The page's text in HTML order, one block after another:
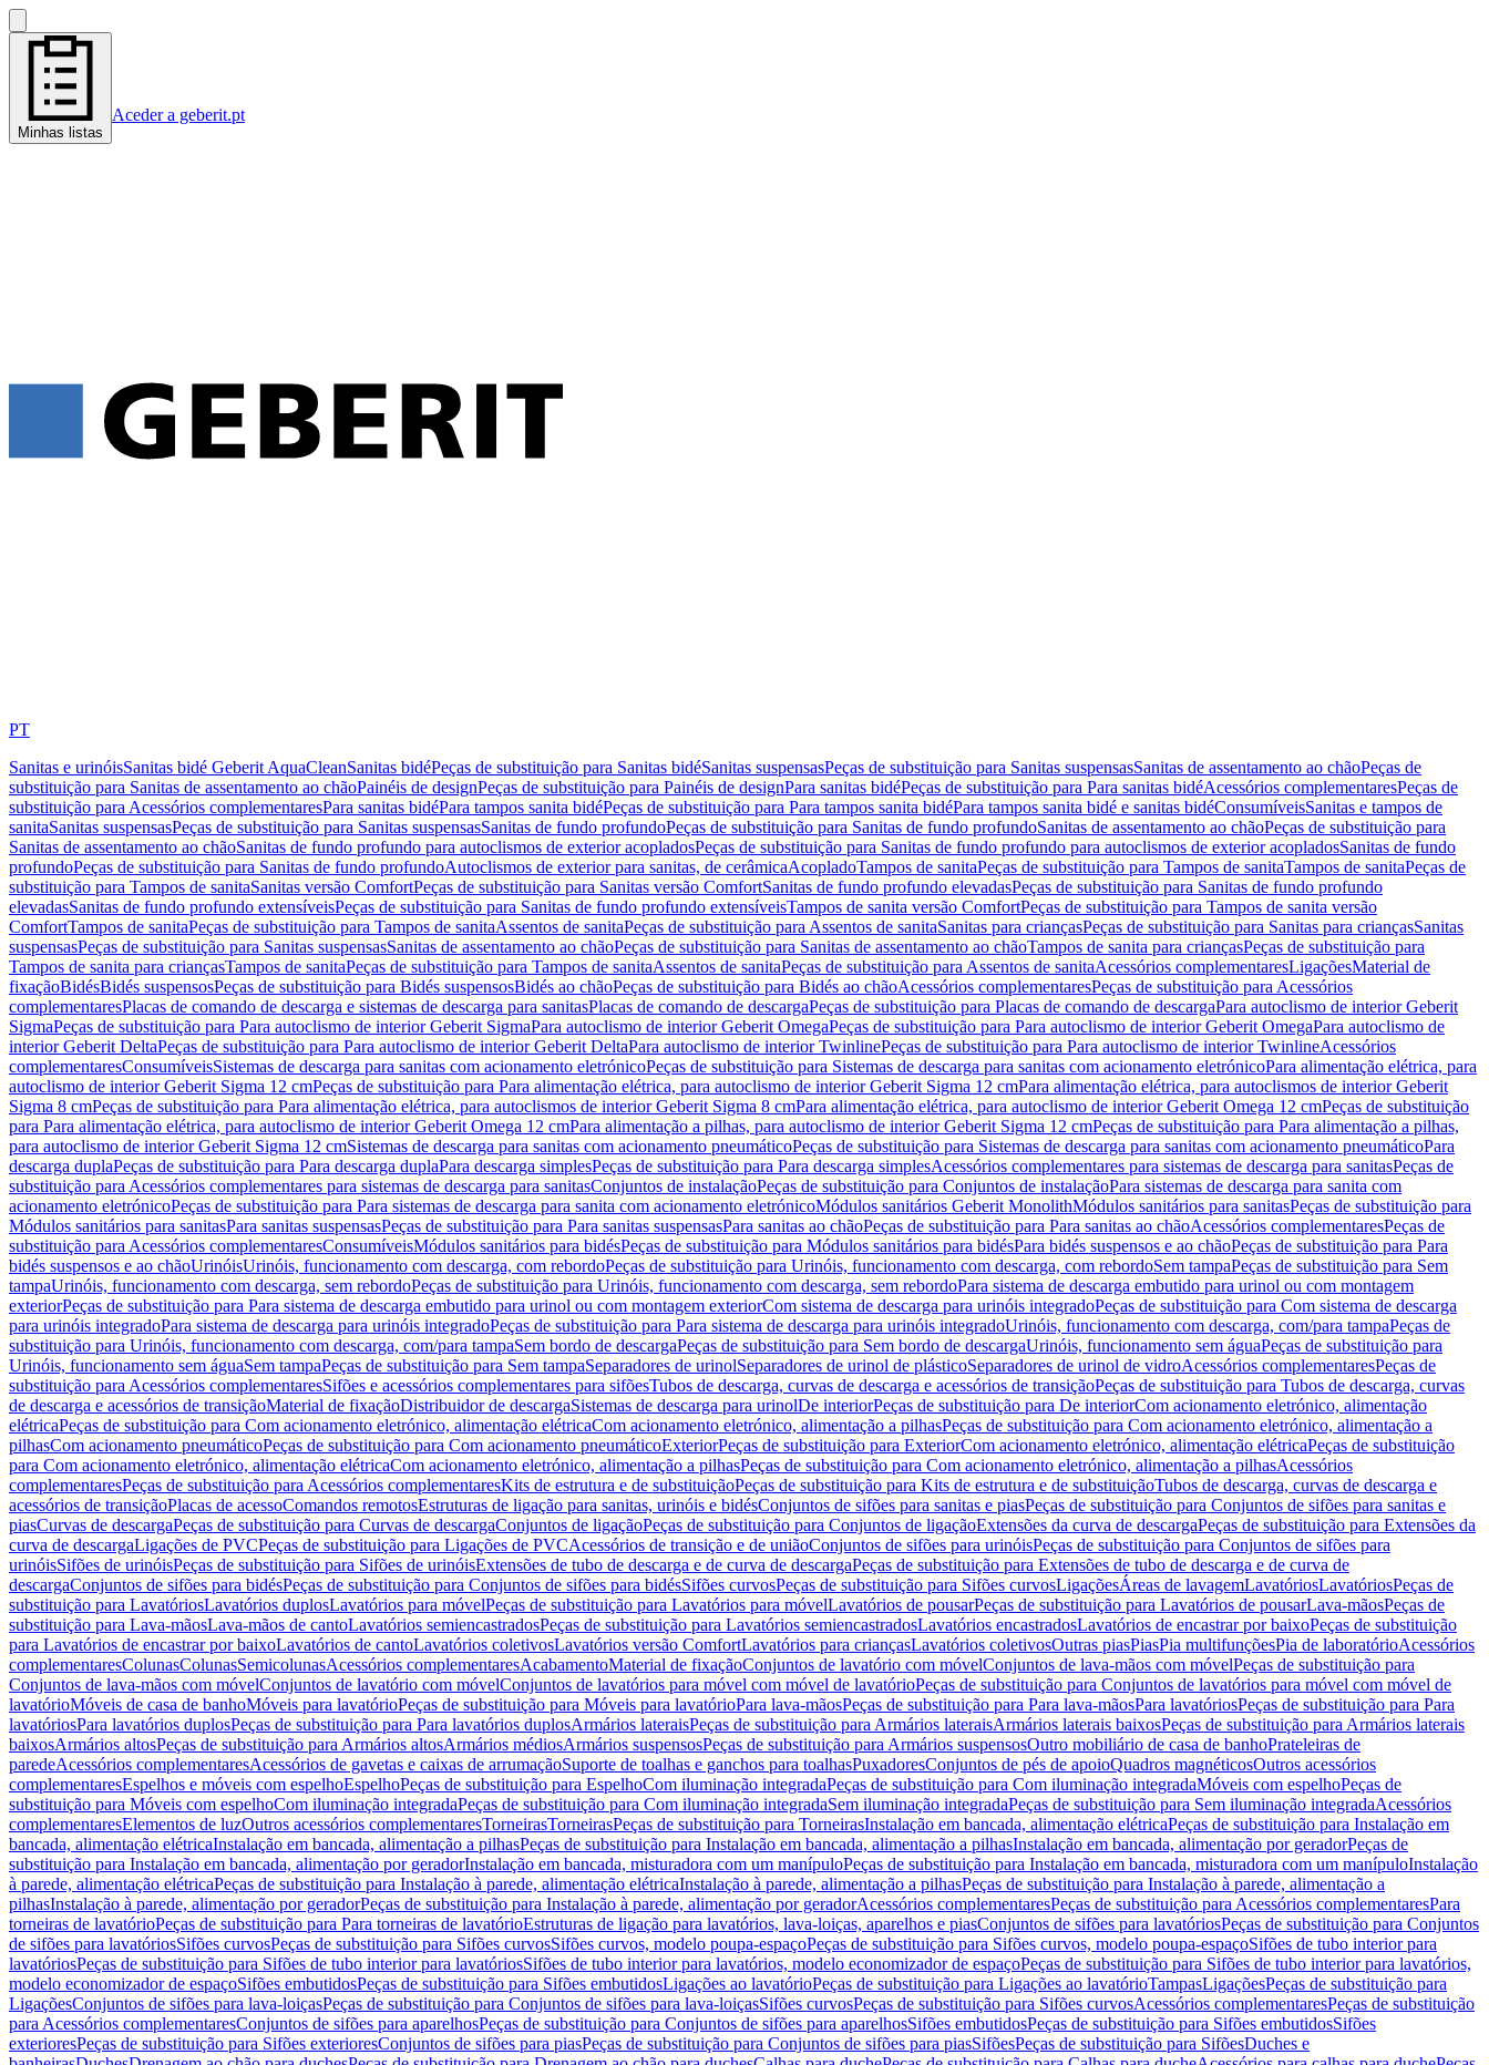
Minhas listas
Aceder a geberit.pt
PT
Sanitas e urinóisSanitas bidé Geberit AquaCleanSanitas bidéPeças de substituição para Sanitas bidéSanitas suspensasPeças de substituição para Sanitas suspensasSanitas de assentamento ao chãoPeças de
substituição para Sanitas de assentamento ao chãoPainéis de designPeças de substituição para Painéis de designPara sanitas bidéPeças de substituição para Para sanitas bidéAcessórios complementaresPeças de
substituição para Acessórios complementaresPara sanitas bidéPara tampos sanita bidéPeças de substituição para Para tampos sanita bidéPara tampos sanita bidé e sanitas bidéConsumíveisSanitas e tampos de
sanitaSanitas suspensasPeças de substituição para Sanitas suspensasSanitas de fundo profundoPeças de substituição para Sanitas de fundo profundoSanitas de assentamento ao chãoPeças de substituição para
Sanitas de assentamento ao chãoSanitas de fundo profundo para autoclismos de exterior acopladosPeças de substituição para Sanitas de fundo profundo para autoclismos de exterior acopladosSanitas de fundo
profundoPeças de substituição para Sanitas de fundo profundoAutoclismos de exterior para sanitas, de cerâmicaAcopladoTampos de sanitaPeças de substituição para Tampos de sanitaTampos de sanitaPeças de
substituição para Tampos de sanitaSanitas versão ComfortPeças de substituição para Sanitas versão ComfortSanitas de fundo profundo elevadasPeças de substituição para Sanitas de fundo profundo
elevadasSanitas de fundo profundo extensíveisPeças de substituição para Sanitas de fundo profundo extensíveisTampos de sanita versão ComfortPeças de substituição para Tampos de sanita versão
ComfortTampos de sanitaPeças de substituição para Tampos de sanitaAssentos de sanitaPeças de substituição para Assentos de sanitaSanitas para criançasPeças de substituição para Sanitas para criançasSanitas
suspensasPeças de substituição para Sanitas suspensasSanitas de assentamento ao chãoPeças de substituição para Sanitas de assentamento ao chãoTampos de sanita para criançasPeças de substituição para
Tampos de sanita para criançasTampos de sanitaPeças de substituição para Tampos de sanitaAssentos de sanitaPeças de substituição para Assentos de sanitaAcessórios complementaresLigaçõesMaterial de
fixaçãoBidésBidés suspensosPeças de substituição para Bidés suspensosBidés ao chãoPeças de substituição para Bidés ao chãoAcessórios complementaresPeças de substituição para Acessórios
complementaresPlacas de comando de descarga e sistemas de descarga para sanitasPlacas de comando de descargaPeças de substituição para Placas de comando de descargaPara autoclismo de interior Geberit
SigmaPeças de substituição para Para autoclismo de interior Geberit SigmaPara autoclismo de interior Geberit OmegaPeças de substituição para Para autoclismo de interior Geberit OmegaPara autoclismo de
interior Geberit DeltaPeças de substituição para Para autoclismo de interior Geberit DeltaPara autoclismo de interior TwinlinePeças de substituição para Para autoclismo de interior TwinlineAcessórios
complementaresConsumíveisSistemas de descarga para sanitas com acionamento eletrónicoPeças de substituição para Sistemas de descarga para sanitas com acionamento eletrónicoPara alimentação elétrica, para
autoclismo de interior Geberit Sigma 12 cmPeças de substituição para Para alimentação elétrica, para autoclismo de interior Geberit Sigma 12 cmPara alimentação elétrica, para autoclismos de interior Geberit
Sigma 8 cmPeças de substituição para Para alimentação elétrica, para autoclismos de interior Geberit Sigma 8 cmPara alimentação elétrica, para autoclismo de interior Geberit Omega 12 cmPeças de substituição
para Para alimentação elétrica, para autoclismo de interior Geberit Omega 12 cmPara alimentação a pilhas, para autoclismo de interior Geberit Sigma 12 cmPeças de substituição para Para alimentação a pilhas,
para autoclismo de interior Geberit Sigma 12 cmSistemas de descarga para sanitas com acionamento pneumáticoPeças de substituição para Sistemas de descarga para sanitas com acionamento pneumáticoPara
descarga duplaPeças de substituição para Para descarga duplaPara descarga simplesPeças de substituição para Para descarga simplesAcessórios complementares para sistemas de descarga para sanitasPeças de
substituição para Acessórios complementares para sistemas de descarga para sanitasConjuntos de instalaçãoPeças de substituição para Conjuntos de instalaçãoPara sistemas de descarga para sanita com
acionamento eletrónicoPeças de substituição para Para sistemas de descarga para sanita com acionamento eletrónicoMódulos sanitários Geberit MonolithMódulos sanitários para sanitasPeças de substituição para
Módulos sanitários para sanitasPara sanitas suspensasPeças de substituição para Para sanitas suspensasPara sanitas ao chãoPeças de substituição para Para sanitas ao chãoAcessórios complementaresPeças de
substituição para Acessórios complementaresConsumíveisMódulos sanitários para bidésPeças de substituição para Módulos sanitários para bidésPara bidés suspensos e ao chãoPeças de substituição para Para
bidés suspensos e ao chãoUrinóisUrinóis, funcionamento com descarga, com rebordoPeças de substituição para Urinóis, funcionamento com descarga, com rebordoSem tampaPeças de substituição para Sem
tampaUrinóis, funcionamento com descarga, sem rebordoPeças de substituição para Urinóis, funcionamento com descarga, sem rebordoPara sistema de descarga embutido para urinol ou com montagem
exteriorPeças de substituição para Para sistema de descarga embutido para urinol ou com montagem exteriorCom sistema de descarga para urinóis integradoPeças de substituição para Com sistema de descarga
para urinóis integradoPara sistema de descarga para urinóis integradoPeças de substituição para Para sistema de descarga para urinóis integradoUrinóis, funcionamento com descarga, com/para tampaPeças de
substituição para Urinóis, funcionamento com descarga, com/para tampaSem bordo de descargaPeças de substituição para Sem bordo de descargaUrinóis, funcionamento sem águaPeças de substituição para
Urinóis, funcionamento sem águaSem tampaPeças de substituição para Sem tampaSeparadores de urinolSeparadores de urinol de plásticoSeparadores de urinol de vidroAcessórios complementaresPeças de
substituição para Acessórios complementaresSifões e acessórios complementares para sifõesTubos de descarga, curvas de descarga e acessórios de transiçãoPeças de substituição para Tubos de descarga, curvas
de descarga e acessórios de transiçãoMaterial de fixaçãoDistribuidor de descargaSistemas de descarga para urinolDe interiorPeças de substituição para De interiorCom acionamento eletrónico, alimentação
elétricaPeças de substituição para Com acionamento eletrónico, alimentação elétricaCom acionamento eletrónico, alimentação a pilhasPeças de substituição para Com acionamento eletrónico, alimentação a
pilhasCom acionamento pneumáticoPeças de substituição para Com acionamento pneumáticoExteriorPeças de substituição para ExteriorCom acionamento eletrónico, alimentação elétricaPeças de substituição
para Com acionamento eletrónico, alimentação elétricaCom acionamento eletrónico, alimentação a pilhasPeças de substituição para Com acionamento eletrónico, alimentação a pilhasAcessórios
complementaresPeças de substituição para Acessórios complementaresKits de estrutura e de substituiçãoPeças de substituição para Kits de estrutura e de substituiçãoTubos de descarga, curvas de descarga e
acessórios de transiçãoPlacas de acessoComandos remotosEstruturas de ligação para sanitas, urinóis e bidésConjuntos de sifões para sanitas e piasPeças de substituição para Conjuntos de sifões para sanitas e
piasCurvas de descargaPeças de substituição para Curvas de descargaConjuntos de ligaçãoPeças de substituição para Conjuntos de ligaçãoExtensões da curva de descargaPeças de substituição para Extensões da
curva de descargaLigações de PVCPeças de substituição para Ligações de PVCAcessórios de transição e de uniãoConjuntos de sifões para urinóisPeças de substituição para Conjuntos de sifões para
urinóisSifões de urinóisPeças de substituição para Sifões de urinóisExtensões de tubo de descarga e de curva de descargaPeças de substituição para Extensões de tubo de descarga e de curva de
descargaConjuntos de sifões para bidésPeças de substituição para Conjuntos de sifões para bidésSifões curvosPeças de substituição para Sifões curvosLigaçõesÁreas de lavagemLavatóriosLavatóriosPeças de
substituição para LavatóriosLavatórios duplosLavatórios para móvelPeças de substituição para Lavatórios para móvelLavatórios de pousarPeças de substituição para Lavatórios de pousarLava-mãosPeças de
substituição para Lava-mãosLava-mãos de cantoLavatórios semiencastradosPeças de substituição para Lavatórios semiencastradosLavatórios encastradosLavatórios de encastrar por baixoPeças de substituição
para Lavatórios de encastrar por baixoLavatórios de cantoLavatórios coletivosLavatórios versão ComfortLavatórios para criançasLavatórios coletivosOutras piasPiasPia multifunçõesPia de laboratórioAcessórios
complementaresColunasColunasSemicolunasAcessórios complementaresAcabamentoMaterial de fixaçãoConjuntos de lavatório com móvelConjuntos de lava-mãos com móvelPeças de substituição para
Conjuntos de lava-mãos com móvelConjuntos de lavatório com móvelConjuntos de lavatórios para móvel com móvel de lavatórioPeças de substituição para Conjuntos de lavatórios para móvel com móvel de
lavatórioMóveis de casa de banhoMóveis para lavatórioPeças de substituição para Móveis para lavatórioPara lava-mãosPeças de substituição para Para lava-mãosPara lavatóriosPeças de substituição para Para
lavatóriosPara lavatórios duplosPeças de substituição para Para lavatórios duplosArmários lateraisPeças de substituição para Armários lateraisArmários laterais baixosPeças de substituição para Armários laterais
baixosArmários altosPeças de substituição para Armários altosArmários médiosArmários suspensosPeças de substituição para Armários suspensosOutro mobiliário de casa de banhoPrateleiras de
paredeAcessórios complementaresAcessórios de gavetas e caixas de arrumaçãoSuporte de toalhas e ganchos para toalhasPuxadoresConjuntos de pés de apoioQuadros magnéticosOutros acessórios
complementaresEspelhos e móveis com espelhoEspelhoPeças de substituição para EspelhoCom iluminação integradaPeças de substituição para Com iluminação integradaMóveis com espelhoPeças de
substituição para Móveis com espelhoCom iluminação integradaPeças de substituição para Com iluminação integradaSem iluminação integradaPeças de substituição para Sem iluminação integradaAcessórios
complementaresElementos de luzOutros acessórios complementaresTorneirasTorneirasPeças de substituição para TorneirasInstalação em bancada, alimentação elétricaPeças de substituição para Instalação em
bancada, alimentação elétricaInstalação em bancada, alimentação a pilhasPeças de substituição para Instalação em bancada, alimentação a pilhasInstalação em bancada, alimentação por geradorPeças de
substituição para Instalação em bancada, alimentação por geradorInstalação em bancada, misturadora com um manípuloPeças de substituição para Instalação em bancada, misturadora com um manípuloInstalação
à parede, alimentação elétricaPeças de substituição para Instalação à parede, alimentação elétricaInstalação à parede, alimentação a pilhasPeças de substituição para Instalação à parede, alimentação a
pilhasInstalação à parede, alimentação por geradorPeças de substituição para Instalação à parede, alimentação por geradorAcessórios complementaresPeças de substituição para Acessórios complementaresPara
torneiras de lavatórioPeças de substituição para Para torneiras de lavatórioEstruturas de ligação para lavatórios, lava-loiças, aparelhos e piasConjuntos de sifões para lavatóriosPeças de substituição para Conjuntos
de sifões para lavatóriosSifões curvosPeças de substituição para Sifões curvosSifões curvos, modelo poupa-espaçoPeças de substituição para Sifões curvos, modelo poupa-espaçoSifões de tubo interior para
lavatóriosPeças de substituição para Sifões de tubo interior para lavatóriosSifões de tubo interior para lavatórios, modelo economizador de espaçoPeças de substituição para Sifões de tubo interior para lavatórios,
modelo economizador de espaçoSifões embutidosPeças de substituição para Sifões embutidosLigações ao lavatórioPeças de substituição para Ligações ao lavatórioTampasLigaçõesPeças de substituição para
LigaçõesConjuntos de sifões para lava-loiçasPeças de substituição para Conjuntos de sifões para lava-loiçasSifões curvosPeças de substituição para Sifões curvosAcessórios complementaresPeças de substituição
para Acessórios complementaresConjuntos de sifões para aparelhosPeças de substituição para Conjuntos de sifões para aparelhosSifões embutidosPeças de substituição para Sifões embutidosSifões
exterioresPeças de substituição para Sifões exterioresConjuntos de sifões para piasPeças de substituição para Conjuntos de sifões para piasSifõesPeças de substituição para SifõesDuches e